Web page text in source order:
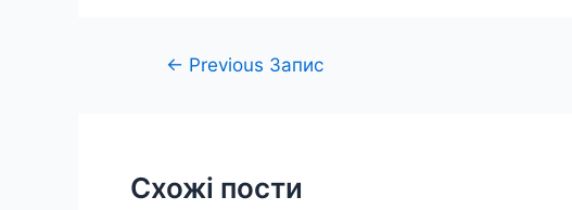
Навігація
← Previous Запис
Схожі пости